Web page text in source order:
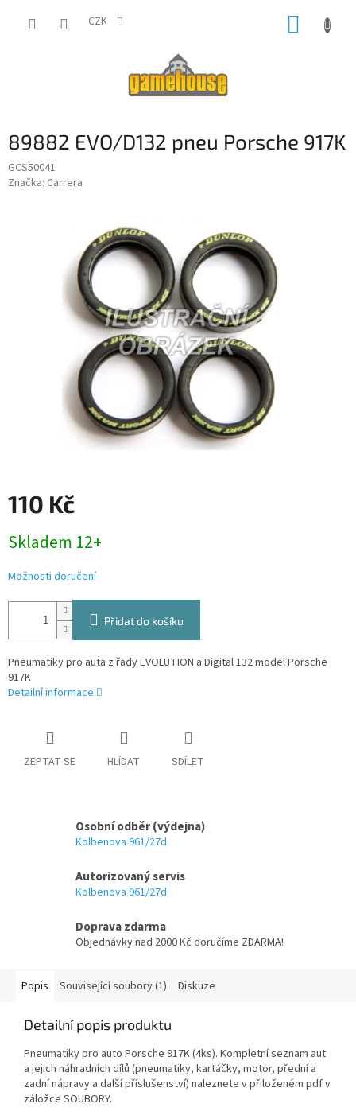
CZK
89882 EVO/D132 pneu Porsche 917K
GCS50041
Značka: Carrera
110 Kč
cena:
Skladem 12+
Možnosti doručení
Přidat do košíku
Pneumatiky pro auta z řady EVOLUTION a Digital 132 model Porsche
917K
Detailní informace
ZEPTAT SE HLÍDAT SDÍLET
Osobní odběr (výdejna)
Kolbenova 961/27d
Autorizovaný servis
Kolbenova 961/27d
Doprava zdarma
Objednávky nad 2000 Kč doručíme ZDARMA!
Popis Související soubory (1) Diskuze
Detailní popis produktu
Pneumatiky pro auto Porsche 917K (4ks). Kompletní seznam aut
a jejich náhradních dílů (pneumatiky, kartáčky, motor, přední a
zadní nápravy a další příslušenství) naleznete v přiloženém pdf v
záložce SOUBORY.